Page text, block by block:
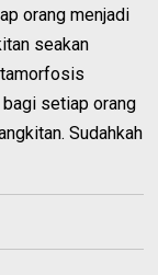
orang menjadi
seakan
bagi setiap orang
Sudahkah